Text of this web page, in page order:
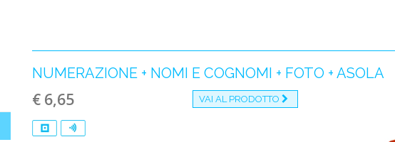
con
con
un
con
caso
NUMERAZIONE + NOMI E COGNOMI + FOTO + ASOLA
€ 6,65 VAI AL PRODOTTO